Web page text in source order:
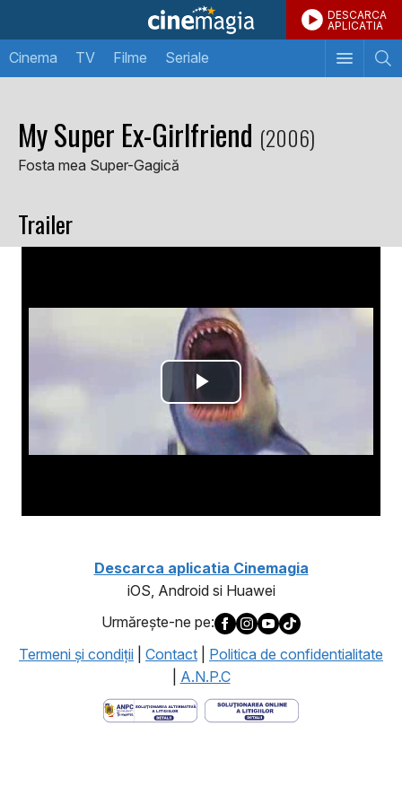
DESCARCA
APLICATIA
Cinema TV Filme Seriale
My Super Ex-Girlfriend (2006)
Fosta mea Super-Gagică
Trailer
Descarca aplicatia Cinemagia
iOS, Android si Huawei
Urmăreşte-ne pe:
Termeni şi condiţii
Contact
Politica de confidentialitate
A.N.P.C